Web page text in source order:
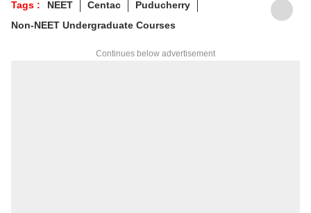
Tags : NEET Centac
Puducherry
Non-NEET Undergraduate Courses
Continues below advertisement